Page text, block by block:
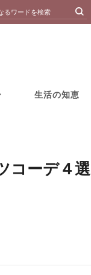
生活の知恵
コーデ４選